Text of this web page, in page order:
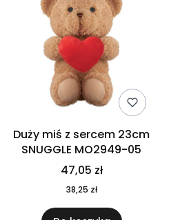
Duży miś z sercem 23cm
SNUGGLE MO2949-05
47,05 zł
38,25 zł